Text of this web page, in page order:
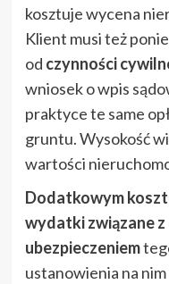
kosztuje wycena
Klient musi też
od czynności
wniosek o wpis
praktyce te same
gruntu. Wysokość
wartości
Dodatkowym
wydatki związane
ubezpieczeniem
ustanowienia na